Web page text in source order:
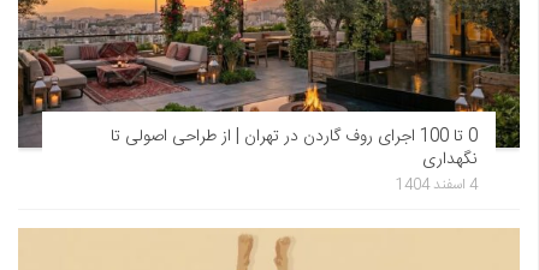
0 تا 100 اجرای روف گاردن در تهران | از طراحی اصولی تا
نگهداری
4 اسفند 1404